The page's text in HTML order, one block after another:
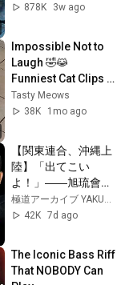
878K
3w ago
Impossible Not to
Laugh 🤣😹
Funniest Cat Clips
2026
Tasty Meows
38K
1mo ago
【関東連合、沖縄上
陸】「出てこい
よ！」――旭琉會に
喧嘩を売った伊藤リ
オン、その壮絶な末
42K 7d ago
The Iconic Bass Riff
That NOBODY Can